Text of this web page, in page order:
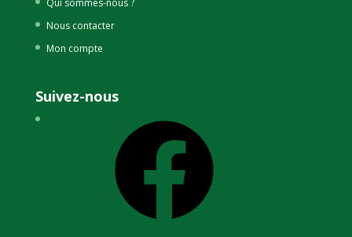
Qui sommes-nous ?
Nous contacter
Mon compte
Suivez-nous